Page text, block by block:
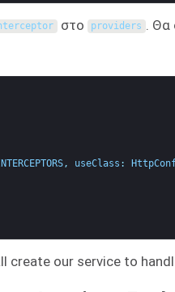
στο providers
.
, useClass :
create our service to